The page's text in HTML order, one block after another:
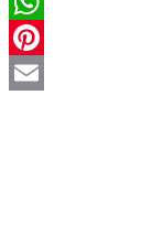
WhatsApp
Pinterest